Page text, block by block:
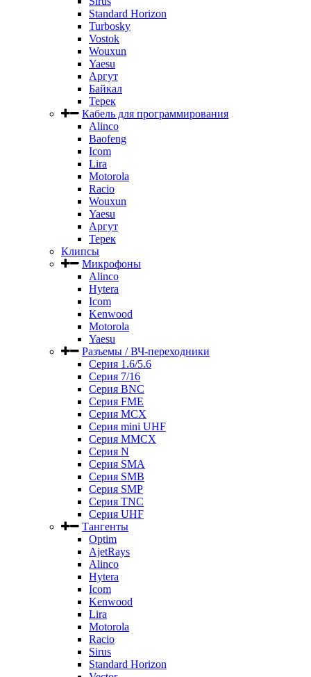
Standard Horizon
Turbosky
Vostok
Wouxun
Yaesu
Аргут
Байкал
Терек
Кабель для программирования
Alinco
Baofeng
Icom
Lira
Motorola
Racio
Wouxun
Yaesu
Аргут
Терек
Клипсы
Микрофоны
Alinco
Hytera
Icom
Kenwood
Motorola
Yaesu
Разъемы / ВЧ-переходники
Серия 1.6/5.6
Серия 7/16
Серия BNC
Серия FME
Серия MCX
Серия mini UHF
Серия MMCX
Серия N
Серия SMA
Серия SMB
Серия SMP
Серия TNC
Серия UHF
Тангенты
Optim
AjetRays
Alinco
Hytera
Icom
Kenwood
Lira
Motorola
Racio
Sirus
Standard Horizon